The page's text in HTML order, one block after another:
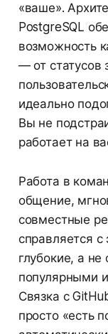
«ваше».
PostgreSQL
возможность
— от статусов
идеально
Вы не
работает на
Работа в
общение,
совместные
справляется с
глубокие, а
популярными
Связка с
просто «есть